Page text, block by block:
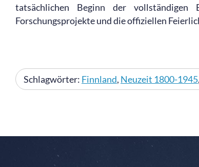
tatsächlichen Beginn der vollständigen
Forschungsprojekte und die offiziellen
Schlagwörter: Finnland, Neuzeit 1800-1945,